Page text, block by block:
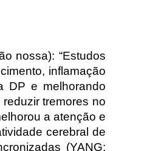
nossa): “Estudos
inflamação
DP e melhorando
tremores no
a atenção e
cerebral de
(YANG;